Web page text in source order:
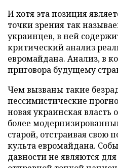
И хотя эта позиция
точки зрения так
украинцев, в ней
критический анализ
евромайдана. Анализ, в
приговора будущему
Чем вызваны такие
пессимистические
новая украинская власть
более
старой, отстраивая свою
культа евромайдана.
давности не являются